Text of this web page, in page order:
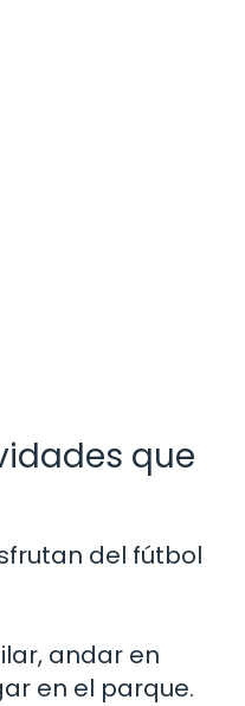
que
del fútbol
andar en
en el parque.